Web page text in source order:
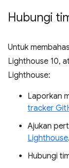
Hubungi
Untuk
Lighthouse 10,
Lighthouse:
Laporkan
tracker
Ajukan
Lighthouse.
Hubungi